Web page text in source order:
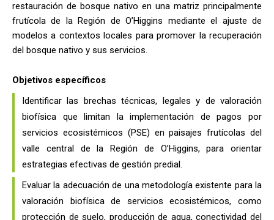
restauración de bosque nativo en una matriz principalmente
frutícola de la Región de O’Higgins mediante el ajuste de
modelos a contextos locales para promover la recuperación
del bosque nativo y sus servicios.
Objetivos específicos
Identificar las brechas técnicas, legales y de valoración
biofísica que limitan la implementación de pagos por
servicios ecosistémicos (PSE) en paisajes frutícolas del
valle central de la Región de O’Higgins, para orientar
estrategias efectivas de gestión predial.
Evaluar la adecuación de una metodología existente para la
valoración biofísica de servicios ecosistémicos, como
protección de suelo, producción de agua, conectividad del